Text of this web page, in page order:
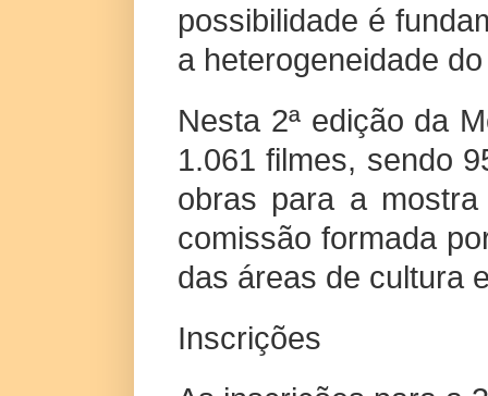
possibilidade é
a heterogeneidade
Nesta 2ª edição da
1.061 filmes, sendo
obras para a
comissão formada
das áreas de cultura
Inscrições